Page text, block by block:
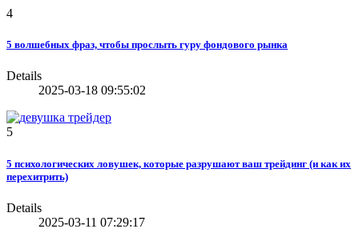
4
5 волшебных фраз, чтобы прослыть гуру фондового рынка
Details
2025-03-18 09:55:02
5
5 психологических ловушек, которые разрушают ваш трейдинг (и как их
перехитрить)
Details
2025-03-11 07:29:17